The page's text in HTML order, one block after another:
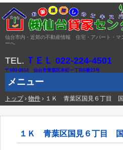
仙台市内・近郊の不動産情報 住宅・アパート・マ
ーへ
TEL. ＴＥＬ 022-224-4501
〒980-0014 仙台市青葉区本町一丁目6番23号
メニュー
コ
ン
トップ › 物件 › １Ｋ 青葉区国見６丁目
１Ｋ 青葉区国見６丁目